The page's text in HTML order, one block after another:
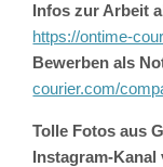
Infos zur Arbeit
https://ontime-
Bewerben als
courier.com/
Tolle Fotos aus
Instagram-Kanal